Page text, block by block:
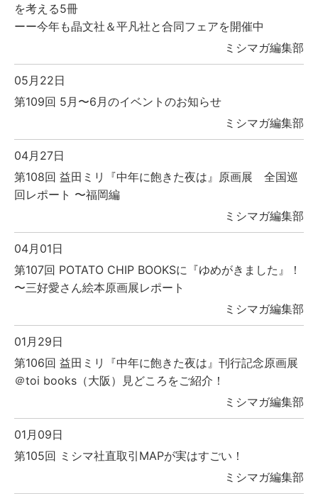
を考える5冊
ーー今年も晶文社＆平凡社と合同フェアを開催中
ミシマガ編集部
05月22日
第109回 5月〜6月のイベントのお知らせ
ミシマガ編集部
04月27日
第108回 益田ミリ『中年に飽きた夜は』原画展 全国巡
回レポート 〜福岡編
ミシマガ編集部
04月01日
第107回 POTATO CHIP BOOKSに『ゆめがきました』！
〜三好愛さん絵本原画展レポート
ミシマガ編集部
01月29日
第106回 益田ミリ『中年に飽きた夜は』刊行記念原画展
＠toi books（大阪）見どころをご紹介！
ミシマガ編集部
01月09日
第105回 ミシマ社直取引MAPが実はすごい！
ミシマガ編集部